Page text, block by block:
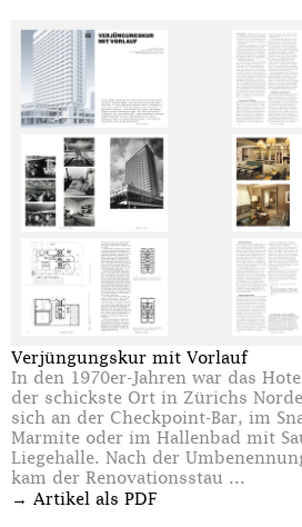
Verjüngungskur mit Vorlauf
In den 1970er-Jahren war das
der schickste Ort in Zürichs
sich an der Checkpoint-Bar, im
Marmite oder im Hallenbad mit
Liegehalle. Nach der
kam der Renovationsstau ...
→ Artikel als PDF